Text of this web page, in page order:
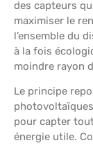
des capteurs
maximiser le
l’ensemble du
à la fois
moindre rayon
Le principe
pour capter
énergie utile.